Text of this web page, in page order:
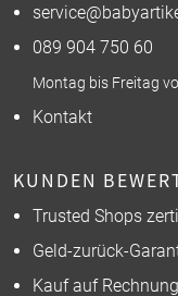
089 904 750 60
Montag bis Freitag
Kontakt
KUNDEN
Trusted Shops
Geld-zurück-
Kauf auf